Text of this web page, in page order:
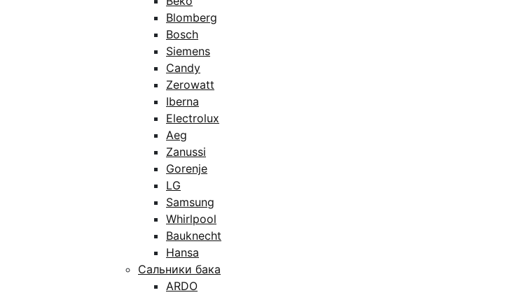
Blomberg
Bosch
Siemens
Candy
Zerowatt
Iberna
Electrolux
Aeg
Zanussi
Gorenje
LG
Samsung
Whirlpool
Bauknecht
Hansa
Сальники бака
ARDO